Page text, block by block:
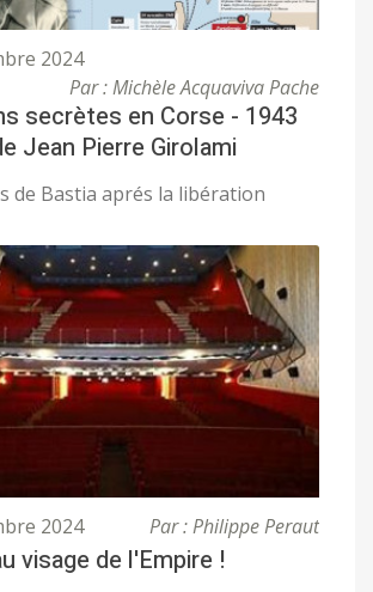
2024
Par : Michèle Acquaviva Pache
secrètes en Corse - 1943
Jean Pierre Girolami
de Bastia aprés la libération
2024 Par : Philippe Peraut
visage de l'Empire !